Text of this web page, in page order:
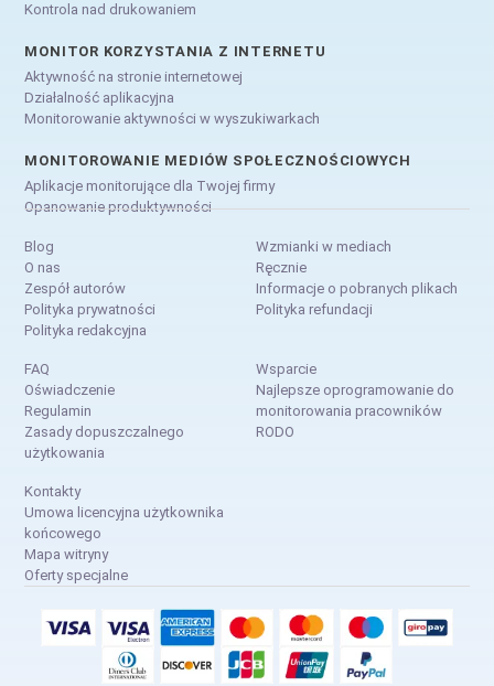
Kontrola nad drukowaniem
MONITOR KORZYSTANIA Z INTERNETU
Aktywność na stronie internetowej
Działalność aplikacyjna
Monitorowanie aktywności w wyszukiwarkach
MONITOROWANIE MEDIÓW SPOŁECZNOŚCIOWYCH
Aplikacje monitorujące dla Twojej firmy
Opanowanie produktywności
Blog
O nas
Zespół autorów
Polityka prywatności
Polityka redakcyjna
Wzmianki w mediach
Ręcznie
Informacje o pobranych plikach
Polityka refundacji
FAQ
Oświadczenie
Regulamin
Zasady dopuszczalnego
użytkowania
Wsparcie
Najlepsze oprogramowanie do
monitorowania pracowników
RODO
Kontakty
Umowa licencyjna użytkownika
końcowego
Mapa witryny
Oferty specjalne